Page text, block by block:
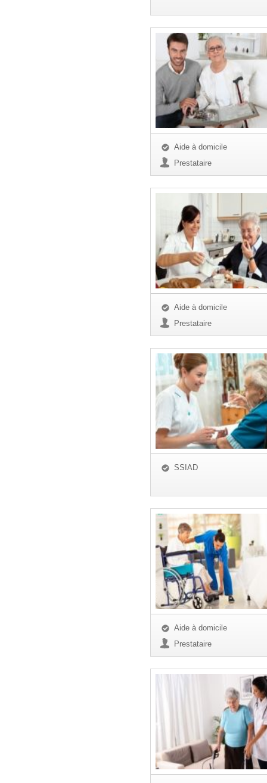
Aide à domicile
Prestataire
Aide à domicile
Prestataire
SSIAD
Aide à domicile
Prestataire